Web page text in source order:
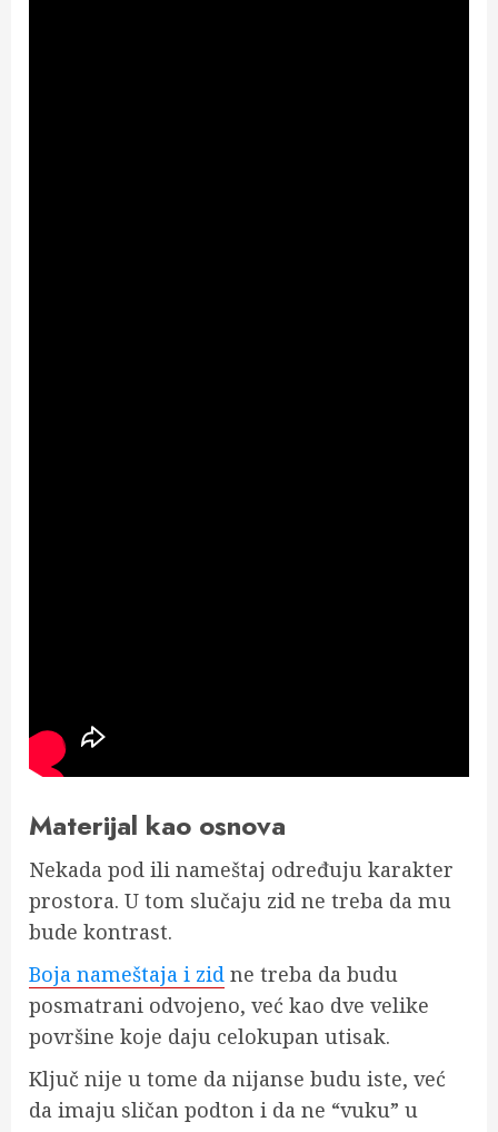
Materijal kao osnova
Nekada pod ili nameštaj određuju karakter
prostora. U tom slučaju zid ne treba da mu
bude kontrast.
Boja nameštaja i zid ne treba da budu
posmatrani odvojeno, već kao dve velike
površine koje daju celokupan utisak.
Ključ nije u tome da nijanse budu iste, već
da imaju sličan podton i da ne “vuku” u